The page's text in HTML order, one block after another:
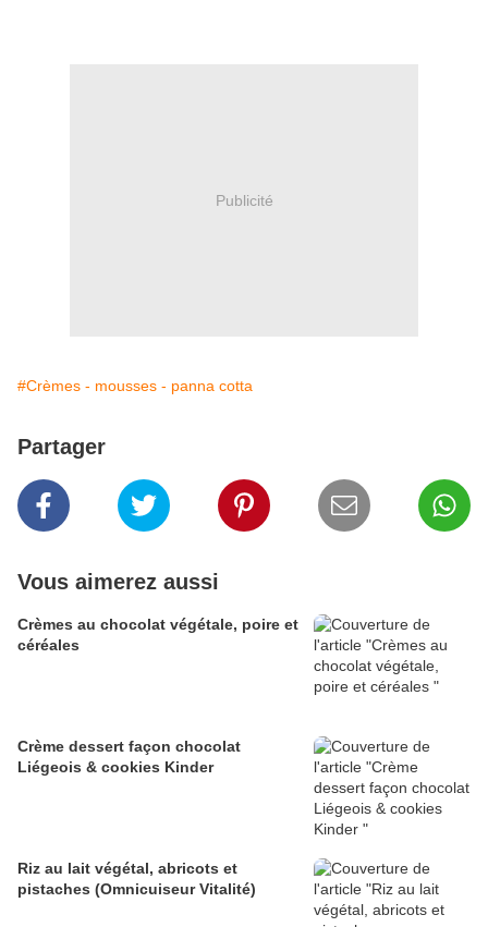
Publicité
#Crèmes - mousses - panna cotta
Partager
Vous aimerez aussi
Crèmes au chocolat végétale, poire et
céréales
Crème dessert façon chocolat
Liégeois & cookies Kinder
Riz au lait végétal, abricots et
pistaches (Omnicuiseur Vitalité)